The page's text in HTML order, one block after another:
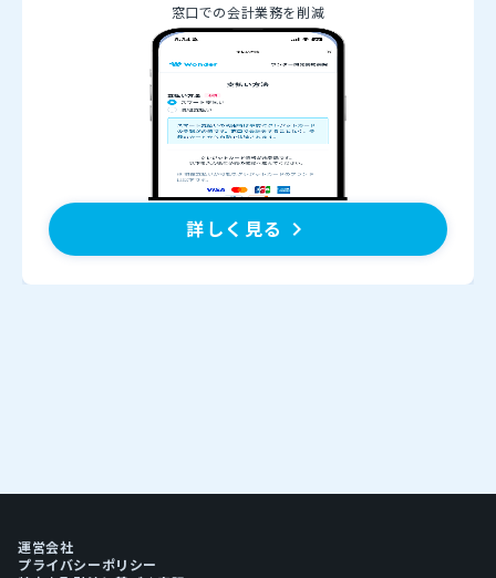
窓口での会計業務を削減
詳しく見る keyboard_arrow_right
運営会社
プライバシーポリシー